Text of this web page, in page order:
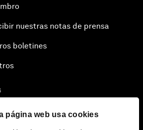
página web usa cookies
nuestras notas de prensa
boletines
Foro